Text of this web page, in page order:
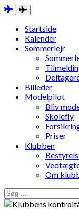
Startside
Kalender
Sommerlejr
Billeder
Modelpilot
Bliv
Skolefly
Priser
Klubben
Om